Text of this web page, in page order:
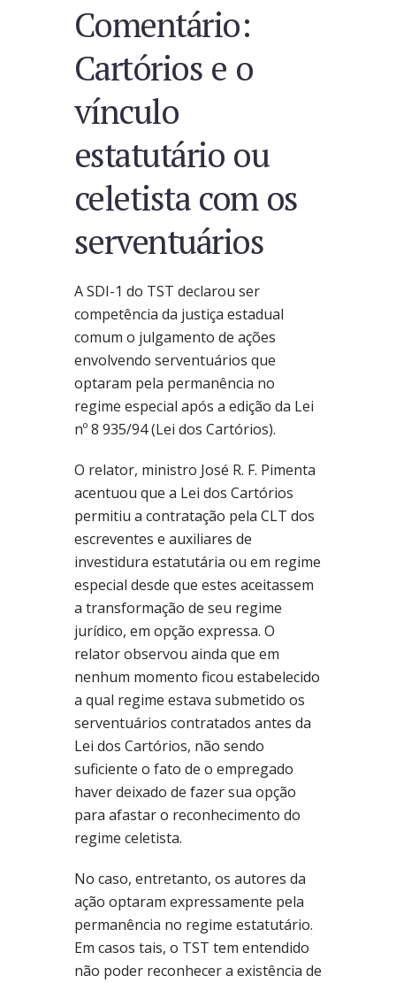
Comentário:
Cartórios e o
vínculo
estatutário ou
celetista com os
serventuários
A SDI-1 do TST declarou ser
competência da justiça estadual
comum o julgamento de ações
envolvendo serventuários que
optaram pela permanência no
regime especial após a edição da Lei
nº 8 935/94 (Lei dos Cartórios).
O relator, ministro José R. F. Pimenta
acentuou que a Lei dos Cartórios
permitiu a contratação pela CLT dos
escreventes e auxiliares de
investidura estatutária ou em regime
especial desde que estes aceitassem
a transformação de seu regime
jurídico, em opção expressa. O
relator observou ainda que em
nenhum momento ficou estabelecido
a qual regime estava submetido os
serventuários contratados antes da
Lei dos Cartórios, não sendo
suficiente o fato de o empregado
haver deixado de fazer sua opção
para afastar o reconhecimento do
regime celetista.
No caso, entretanto, os autores da
ação optaram expressamente pela
permanência no regime estatutário.
Em casos tais, o TST tem entendido
não poder reconhecer a existência de